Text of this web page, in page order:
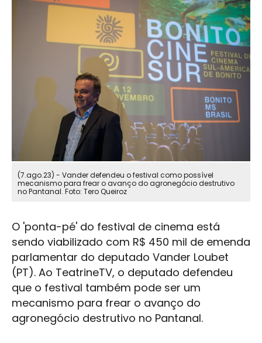
(7.ago.23) - Vander defendeu o festival como possível
mecanismo para frear o avanço do agronegócio destrutivo
no Pantanal. Foto: Tero Queiroz
O 'ponta-pé' do festival de cinema está
sendo viabilizado com R$ 450 mil de emenda
parlamentar do deputado Vander Loubet
(PT). Ao TeatrineTV, o deputado defendeu
que o festival também pode ser um
mecanismo para frear o avanço do
agronegócio destrutivo no Pantanal.